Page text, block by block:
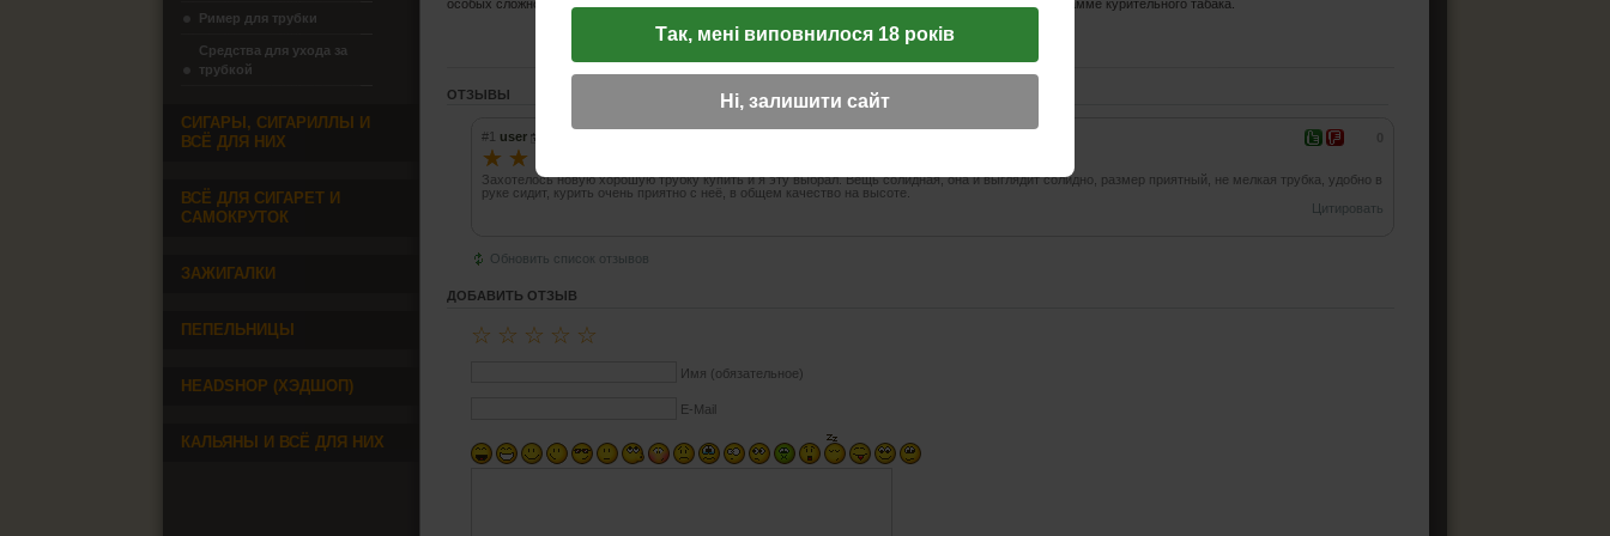
особых сложностей. Вересковый чубук и эбонитовый мундштук помогут раскрыться всей вкусовой гамме курительного табака.
ОТЗЫВЫ
#1 user
☆ ☆
Захотелось новую хорошую трубку купить и я эту выбрал. Вещь солидная, она и выглядит солидно, размер приятный, не мелкая трубка, удобно в
руке сидит, курить очень приятно с неё, в общем качество на высоте.
Цитировать
Обновить список отзывов
ДОБАВИТЬ ОТЗЫВ
☆
☆
☆
☆
☆
Имя (обязательное)
E-Mail
Ример для трубки
Средства для ухода за
трубкой
СИГАРЫ, СИГАРИЛЛЫ И
ВСЁ ДЛЯ НИХ
ВСЁ ДЛЯ СИГАРЕТ И
САМОКРУТОК
ЗАЖИГАЛКИ
ПЕПЕЛЬНИЦЫ
HEADSHOP (ХЭДШОП)
КАЛЬЯНЫ И ВСЁ ДЛЯ НИХ
Так, мені виповнилося 18 років
Ні, залишити сайт